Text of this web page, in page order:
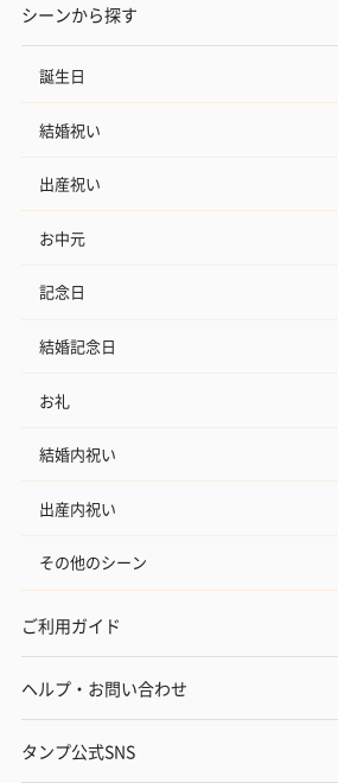
シーンから探す
誕生日
結婚祝い
出産祝い
お中元
記念日
結婚記念日
お礼
結婚内祝い
出産内祝い
その他のシーン
ご利用ガイド
ヘルプ・お問い合わせ
タンプ公式SNS